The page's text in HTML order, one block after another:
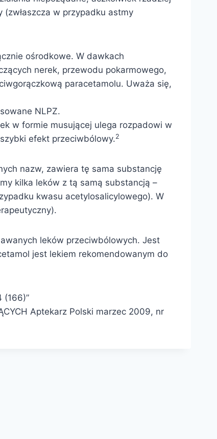
w przypadku astmy
ośrodkowe. W dawkach
nerek, przewodu pokarmowego,
paracetamolu. Uważa się,
NLPZ.
w formie musującej ulega rozpadowi w
efekt przeciwbólowy.2
nazw, zawiera tę sama substancję
kilka leków z tą samą substancją –
kwasu acetylosalicylowego). W
leków przeciwbólowych. Jest
jest lekiem rekomendowanym do
(166)”
Aptekarz Polski marzec 2009, nr